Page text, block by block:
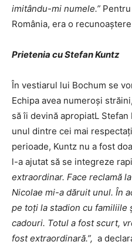
imitându-mi numele.”
România, era o
Prietenia cu Stefan Kuntz
În vestiarul lui Bochum se
Echipa avea numeroși
să îi devină apropiatL
unul dintre cei mai
perioade, Kuntz nu a fost
l-a ajutat să se integreze
extraordinar. Face reclamă
Nicolae mi-a dăruit unul. În
pe toți la stadion cu familiile
cadouri. Totul a fost scurt,
fost extraordinară.”, a